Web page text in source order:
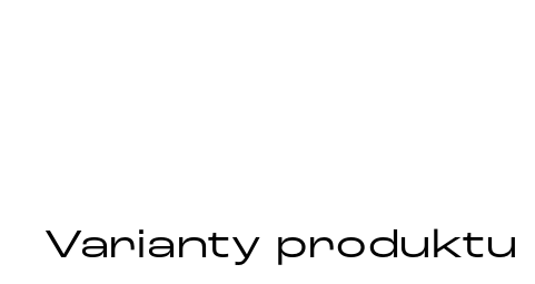
Varianty produktu